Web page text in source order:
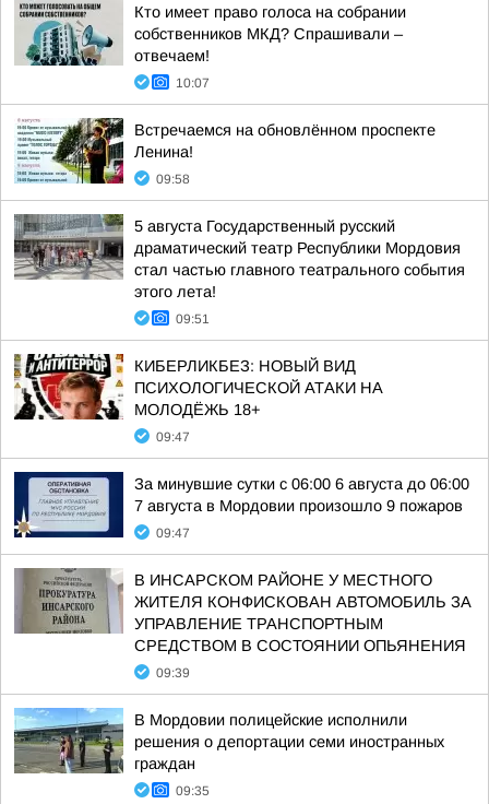
Кто имеет право голоса на собрании
собственников МКД? Спрашивали –
отвечаем!
10:07
Встречаемся на обновлённом проспекте
Ленина!
09:58
5 августа Государственный русский
драматический театр Республики Мордовия
стал частью главного театрального события
этого лета!
09:51
КИБЕРЛИКБЕЗ: НОВЫЙ ВИД
ПСИХОЛОГИЧЕСКОЙ АТАКИ НА
МОЛОДЁЖЬ 18+
09:47
За минувшие сутки с 06:00 6 августа до 06:00
7 августа в Мордовии произошло 9 пожаров
09:47
В ИНСАРСКОМ РАЙОНЕ У МЕСТНОГО
ЖИТЕЛЯ КОНФИСКОВАН АВТОМОБИЛЬ ЗА
УПРАВЛЕНИЕ ТРАНСПОРТНЫМ
СРЕДСТВОМ В СОСТОЯНИИ ОПЬЯНЕНИЯ
09:39
В Мордовии полицейские исполнили
решения о депортации семи иностранных
граждан
09:35